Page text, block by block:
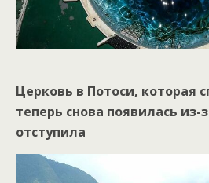
Церковь в Потоси, которая
теперь снова появилась из-
отступила